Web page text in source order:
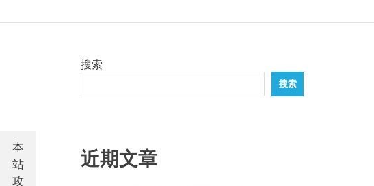
本
站
攻
搜索
搜索
近期文章